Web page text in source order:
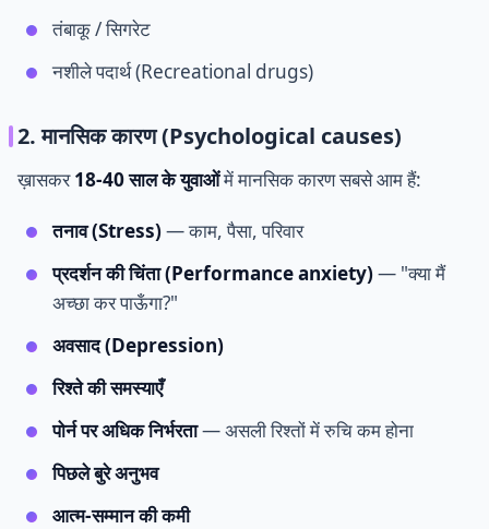
तंबाकू / सिगरेट
नशीले पदार्थ (Recreational drugs)
2. मानसिक कारण (Psychological causes)
ख़ासकर18-40 साल के युवाओंमें मानसिक कारण सबसे आम हैं:
तनाव (Stress)— काम, पैसा, परिवार
प्रदर्शन की चिंता (Performance anxiety)— "क्या मैं
अच्छा कर पाऊँगा?"
अवसाद (Depression)
रिश्ते की समस्याएँ
पोर्न पर अधिक निर्भरता— असली रिश्तों में रुचि कम होना
पिछले बुरे अनुभव
आत्म-सम्मान की कमी